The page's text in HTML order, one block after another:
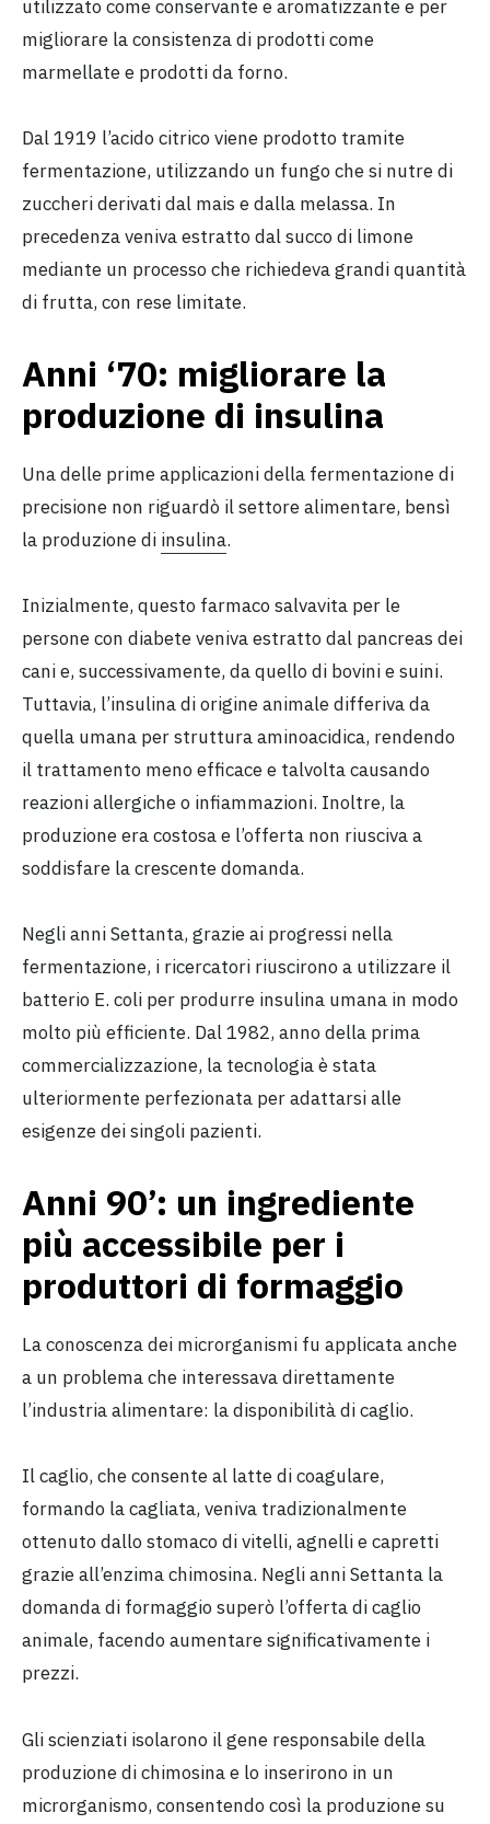
utilizzato come conservante e aromatizzante e per
migliorare la consistenza di prodotti come
marmellate e prodotti da forno.
Dal 1919 l’acido citrico viene prodotto tramite
fermentazione, utilizzando un fungo che si nutre di
zuccheri derivati dal mais e dalla melassa. In
precedenza veniva estratto dal succo di limone
mediante un processo che richiedeva grandi quantità
di frutta, con rese limitate.
Anni ‘70: migliorare la
produzione di insulina
Una delle prime applicazioni della fermentazione di
precisione non riguardò il settore alimentare, bensì
la produzione di insulina.
Inizialmente, questo farmaco salvavita per le
persone con diabete veniva estratto dal pancreas dei
cani e, successivamente, da quello di bovini e suini.
Tuttavia, l’insulina di origine animale differiva da
quella umana per struttura aminoacidica, rendendo
il trattamento meno efficace e talvolta causando
reazioni allergiche o infiammazioni. Inoltre, la
produzione era costosa e l’offerta non riusciva a
soddisfare la crescente domanda.
Negli anni Settanta, grazie ai progressi nella
fermentazione, i ricercatori riuscirono a utilizzare il
batterio E. coli per produrre insulina umana in modo
molto più efficiente. Dal 1982, anno della prima
commercializzazione, la tecnologia è stata
ulteriormente perfezionata per adattarsi alle
esigenze dei singoli pazienti.
Anni 90’: un ingrediente
più accessibile per i
produttori di formaggio
La conoscenza dei microrganismi fu applicata anche
a un problema che interessava direttamente
l’industria alimentare: la disponibilità di caglio.
Il caglio, che consente al latte di coagulare,
formando la cagliata, veniva tradizionalmente
ottenuto dallo stomaco di vitelli, agnelli e capretti
grazie all’enzima chimosina. Negli anni Settanta la
domanda di formaggio superò l’offerta di caglio
animale, facendo aumentare significativamente i
prezzi.
Gli scienziati isolarono il gene responsabile della
produzione di chimosina e lo inserirono in un
microrganismo, consentendo così la produzione su